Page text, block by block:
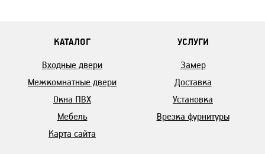
КАТАЛОГ
Входные двери
Межкомнатные двери
Окна ПВХ
Мебель
Карта сайта
УСЛУГИ
Замер
Доставка
Установка
Врезка фурнитуры